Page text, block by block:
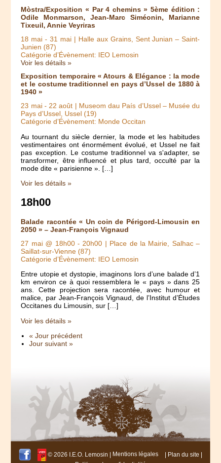
Mòstra/Exposition « Par 4 chemins » 5ème édition :
Odile Monmarson, Jean-Marc Siméonin, Marianne
Tixeuil, Annie Veyriras
18 mai -31 mai | Halle aux Grains, Sent Junian – Saint-
Junien (87)
Catégorie d’Évènement: IEO Lemosin
Voir les détails »
Exposition temporaire « Atours & Elégance : la mode
et le costume traditionnel en pays d’Ussel de 1880 à
1940 »
23 mai-22 août | Museom dau País d’Ussel – Musée du
Pays d’Ussel, Ussel (19)
Catégorie d’Évènement: Monde Occitan
Au tournant du siècle dernier, la mode et les habitudes
vestimentaires ont énormément évolué, et Ussel ne fait
pas exception. Le costume traditionnel va s'adapter, se
transformer, être influencé et plus tard, occulté par la
mode dite « parisienne ». […]
Voir les détails »
18h00
Balade racontée « Un coin de Périgord-Limousin en
2050 » – Jean-François Vignaud
27 mai @ 18h00- 20h00 | Place de la Mairie, Salhac –
Saillat-sur-Vienne (87)
Catégorie d’Évènement: IEO Lemosin
Entre utopie et dystopie, imaginons lors d’une balade d’1
km environ ce à quoi ressemblera le « pays » dans 25
ans. Cette projection sera racontée, avec humour et
malice, par Jean-François Vignaud, de l’Institut d’Études
Occitanes du Limousin, sur […]
Voir les détails »
« Jour précédent
Jour suivant »
© 2026 I.E.O. Lemosin | Mentions légales | Plan du site |